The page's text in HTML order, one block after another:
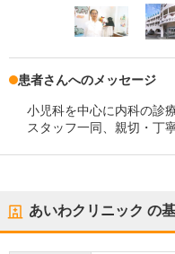
患者さんへのメッセージ
小児科を中心に内科の診
スタッフ一同、親切・丁
あいわクリニック の